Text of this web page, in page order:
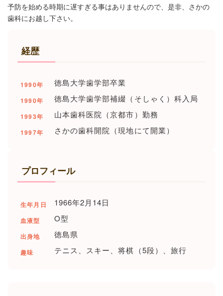
予防を始める時期に遅すぎる事はありませんので、是非、さかの
歯科にお越し下さい。
経歴
1990年 徳島大学歯学部卒業
1990年 徳島大学歯学部補綴（そしゃく）科入局
1993年 山本歯科医院（京都市）勤務
1997年 さかの歯科開院（現地にて開業）
プロフィール
生年月日 1966年2月14日
血液型 O型
出身地 徳島県
趣味 テニス、スキー、将棋（5段）、旅行